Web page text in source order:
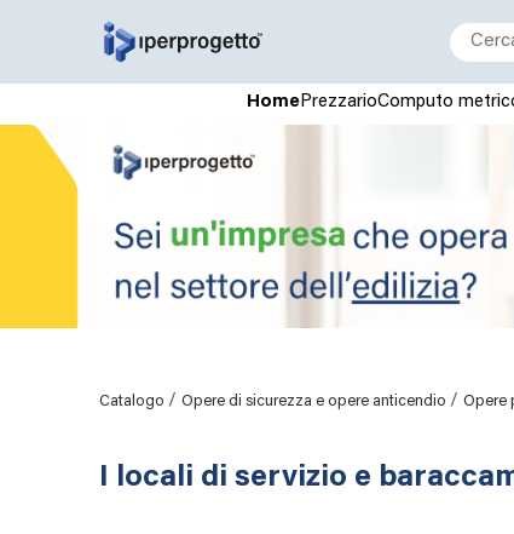
HomePrezzarioComputo
Catalogo / Opere di sicurezza e opere anticendio / Opere
I locali di servizio e